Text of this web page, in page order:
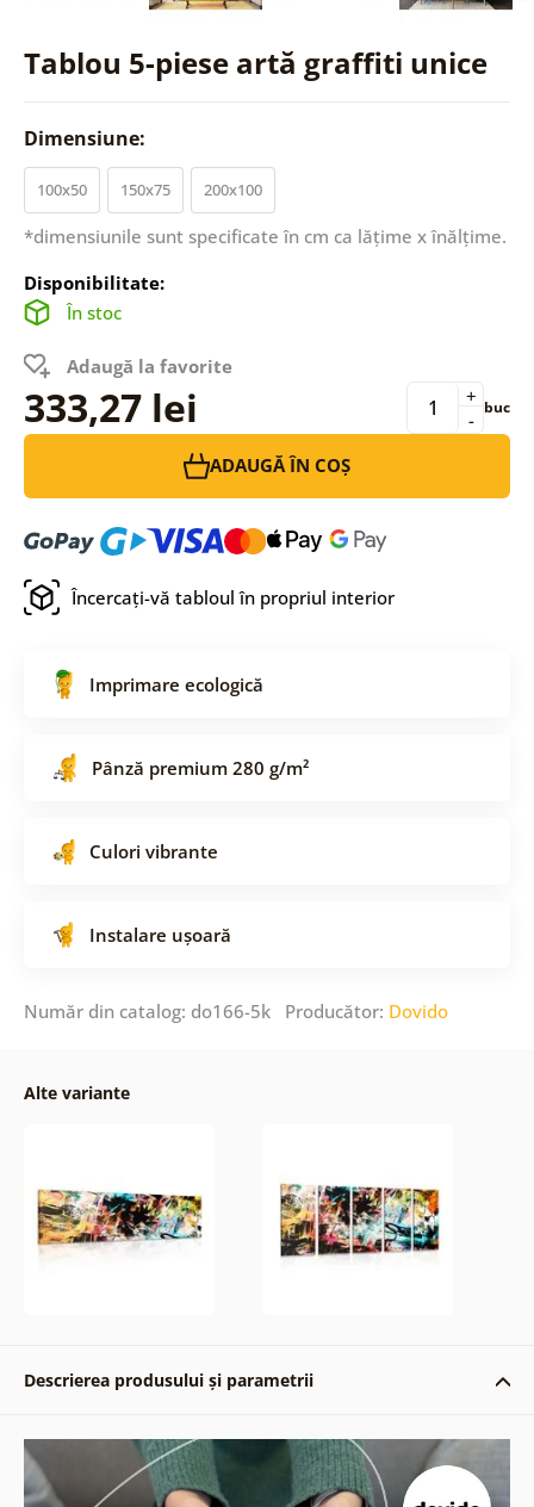
Tablou 5-piese artă graffiti unice
Dimensiune:
100x50 150x75 200x100
*dimensiunile sunt specificate în cm ca lățime x înălțime.
Disponibilitate:
În stoc
Adaugă la favorite
333,27 lei -
+ buc
ADAUGĂ ÎN COȘ
Încercați-vă tabloul în propriul interior
Imprimare ecologică
Pânză premium 280 g/m²
Culori vibrante
Instalare ușoară
Număr din catalog: do166-5k Producător: Dovido
Alte variante
Descrierea produsului și parametrii